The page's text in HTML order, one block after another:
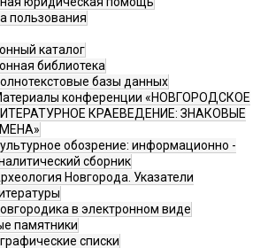
пользования
каталог
библиотека
базы данных
конференции «НОВГОРОДСКОЕ
КРАЕВЕДЕНИЕ: ЗНАКОВЫЕ
обозрение: информационно -
сборник
Новгорода. Указатели
в электронном виде
памятники
списки